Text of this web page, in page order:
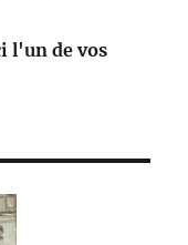
l'un de vos